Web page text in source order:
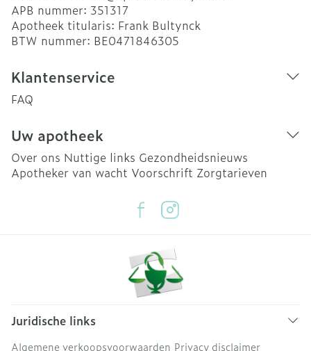
APB nummer: 351317
Apotheek titularis: Frank Bultynck
BTW nummer: BE0471846305
Klantenservice
FAQ
Uw apotheek
Over ons Nuttige links Gezondheidsnieuws
Apotheker van wacht Voorschrift Zorgtarieven
Juridische links
Algemene verkoopsvoorwaarden Privacy disclaimer